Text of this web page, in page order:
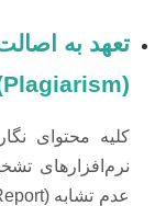
تعهد به
(Plagiarism)
کلیه محتوای
نرم‌افزارهای